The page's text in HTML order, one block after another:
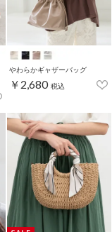
やわらかギャザーバッグ
￥2,680 税込